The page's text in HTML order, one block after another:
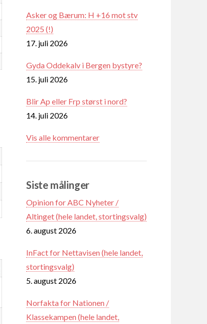
Asker og Bærum: H +16 mot stv
2025 (!)
17. juli 2026
Gyda Oddekalv i Bergen bystyre?
15. juli 2026
Blir Ap eller Frp størst i nord?
14. juli 2026
Vis alle kommentarer
Siste målinger
Opinion for ABC Nyheter /
Altinget (hele landet, stortingsvalg)
6. august 2026
InFact for Nettavisen (hele landet,
stortingsvalg)
5. august 2026
Norfakta for Nationen /
Klassekampen (hele landet,